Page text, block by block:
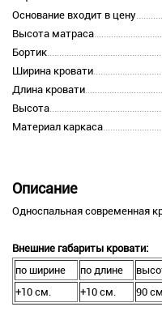
Основание входит в цену
Высота матраса
Бортик
Ширина кровати
Длина кровати
Высота
Материал каркаса
Описание
Односпальная современная
Внешние габариты кровати:
по ширине
по длине
+10 см.
+10 см. 90